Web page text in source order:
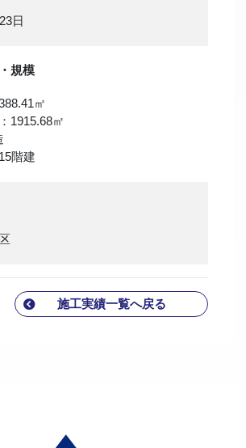
日
規模
㎡
1915.68㎡
階建
施工実績一覧へ戻る